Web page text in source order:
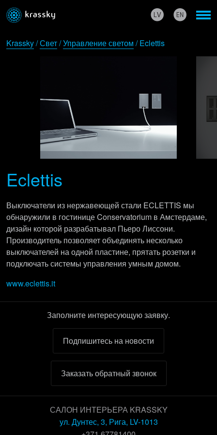
Krassky/Свет/Управление светом / Eclettis
Eclettis
Выключатели из нержавеющей стали ECLETTIS мы
обнаружили в гостинице Conservatorium в Амстердаме,
дизайн которой разрабатывал Пьеро Лиссони.
Производитель позволяет объединять несколько
выключателей на одной пластине, прятать розетки и
подключать системы управления умным домом.
www.eclettis.it
Заполните интересующую заявку.
Подпишитесь на новости
Заказать обратный звонок
САЛОН ИНТЕРЬЕРА KRASSKY
ул. Дунтес, 3, Рига, LV-1013